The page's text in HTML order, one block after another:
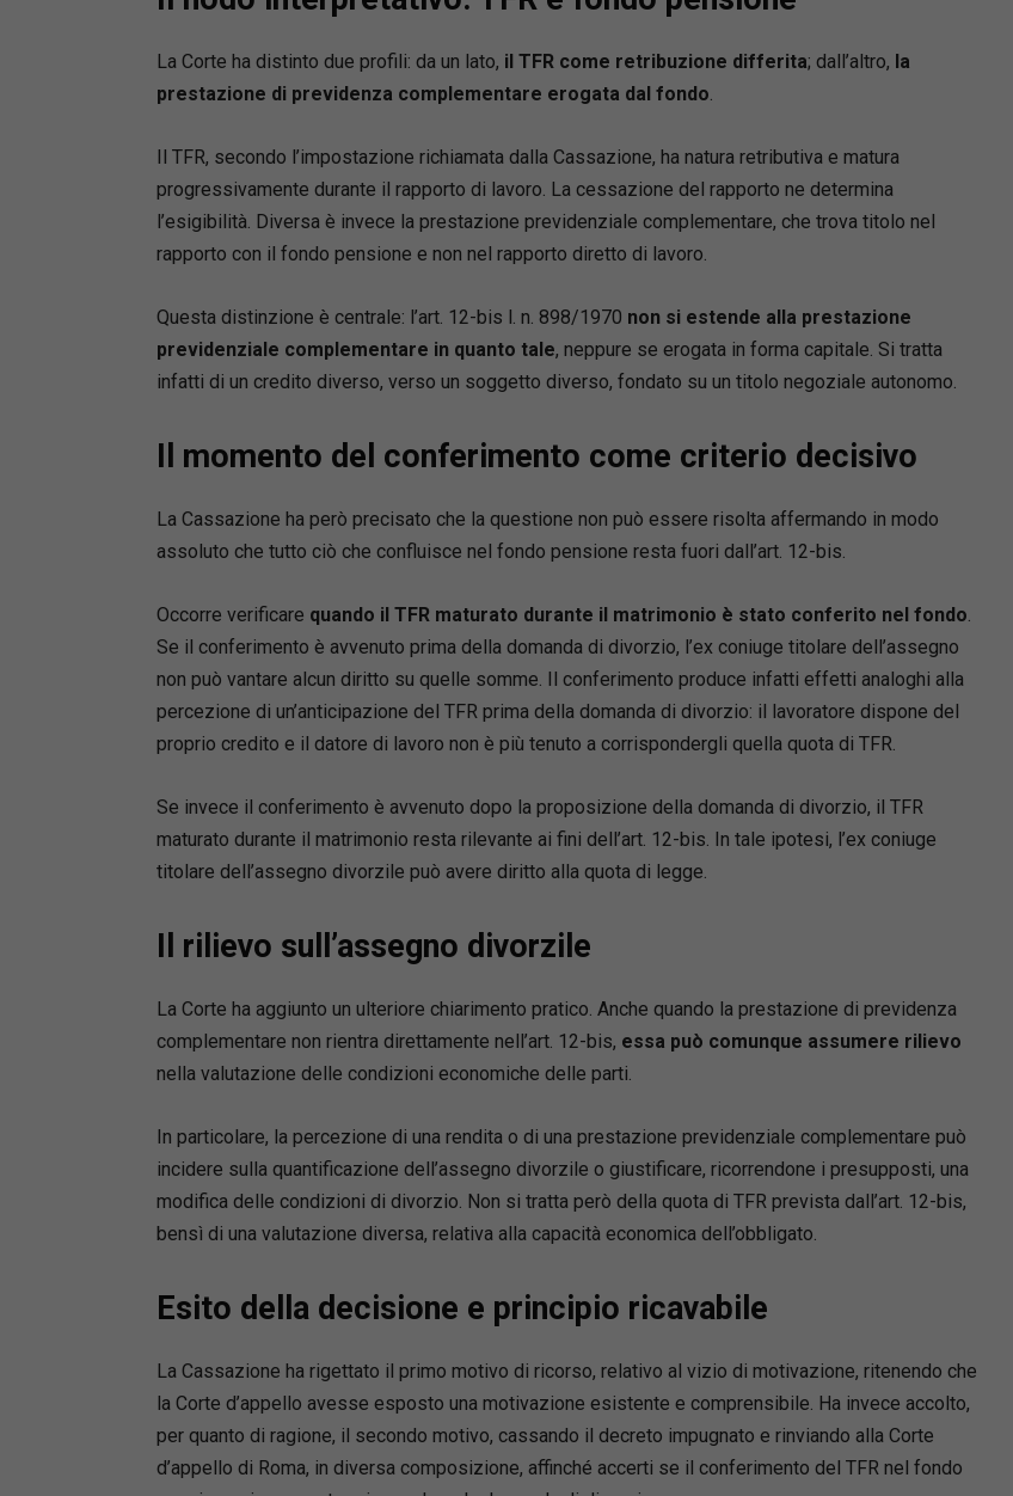
Direttore della Summer School organizzata
dall’Università di Bologna a Ravenna su Cross-border
litigation and international arbitration. Partecipa a
numerosi convegni e seminari in Italia e all’estero in
Rivista trimestrale di diritto e procedura civile ed è
editor dell’International Journal of Procedural Law.
Responsabile della sezione dell’Emilia Romagna della
Camera degli avvocati internazionalisti, ha pubblicato
famiglia, diritto processuale civile, diritto internazionale
La Corte ha distinto due profili: da un lato, il TFR come retribuzione differita; dall’altro, la
prestazione di previdenza complementare erogata dal fondo
Il TFR, secondo l’impostazione richiamata dalla Cassazione, ha natura retributiva e matura
progressivamente durante il rapporto di lavoro. La cessazione del rapporto ne determina
l’esigibilità. Diversa è invece la prestazione previdenziale complementare, che trova titolo nel
rapporto con il fondo pensione e non nel rapporto diretto di lavoro.
Questa distinzione è centrale: l’art. 12-bis l. n. 898/1970 non si estende alla prestazione
previdenziale complementare in quanto tale, neppure se erogata in forma capitale. Si tratta
infatti di un credito diverso, verso un soggetto diverso, fondato su un titolo negoziale autonomo.
Il momento del conferimento come criterio decisivo
La Cassazione ha però precisato che la questione non può essere risolta affermando in modo
assoluto che tutto ciò che confluisce nel fondo pensione resta fuori dall’art. 12-bis.
Occorre verificare quando il TFR maturato durante il matrimonio è stato conferito nel fondo
Se il conferimento è avvenuto prima della domanda di divorzio, l’ex coniuge titolare dell’assegno
non può vantare alcun diritto su quelle somme. Il conferimento produce infatti effetti analoghi alla
percezione di un’anticipazione del TFR prima della domanda di divorzio: il lavoratore dispone del
proprio credito e il datore di lavoro non è più tenuto a corrispondergli quella quota di TFR.
Se invece il conferimento è avvenuto dopo la proposizione della domanda di divorzio, il TFR
maturato durante il matrimonio resta rilevante ai fini dell’art. 12-bis. In tale ipotesi, l’ex coniuge
titolare dell’assegno divorzile può avere diritto alla quota di legge.
Il rilievo sull’assegno divorzile
La Corte ha aggiunto un ulteriore chiarimento pratico. Anche quando la prestazione di previdenza
complementare non rientra direttamente nell’art. 12-bis, essa può comunque assumere rilievo
nella valutazione delle condizioni economiche delle parti.
In particolare, la percezione di una rendita o di una prestazione previdenziale complementare può
incidere sulla quantificazione dell’assegno divorzile o giustificare, ricorrendone i presupposti, una
modifica delle condizioni di divorzio. Non si tratta però della quota di TFR prevista dall’art. 12-bis,
bensì di una valutazione diversa, relativa alla capacità economica dell’obbligato.
Esito della decisione e principio ricavabile
La Cassazione ha rigettato il primo motivo di ricorso, relativo al vizio di motivazione, ritenendo che
la Corte d’appello avesse esposto una motivazione esistente e comprensibile. Ha invece accolto,
per quanto di ragione, il secondo motivo, cassando il decreto impugnato e rinviando alla Corte
d’appello di Roma, in diversa composizione, affinché accerti se il conferimento del TFR nel fondo